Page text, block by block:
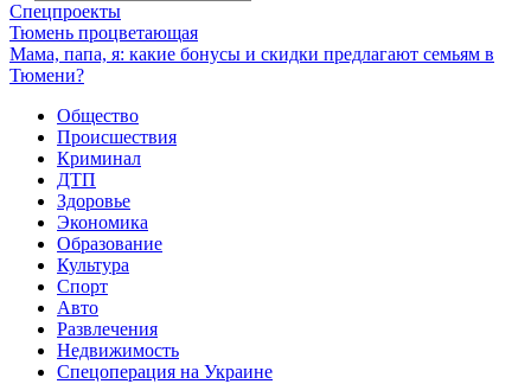
Спецпроекты
Тюмень процветающая
Мама, папа, я: какие бонусы и скидки предлагают семьям в
Тюмени?
Общество
Происшествия
Криминал
ДТП
Здоровье
Экономика
Образование
Культура
Спорт
Авто
Развлечения
Недвижимость
Спецоперация на Украине